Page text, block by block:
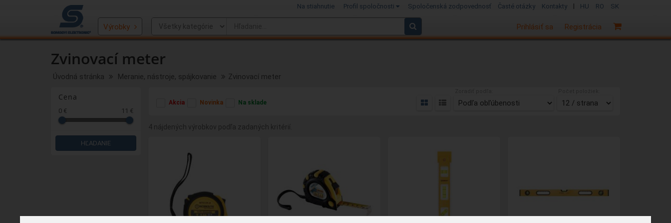
Na stiahnutie Profil spoločnosti Spoločenská zodpovednosť Časté otázky Kontakty | HU RO SK
Registrácia
Prihlásiť sa
Výrobky
Zvinovací meter
Úvodná stránka Meranie, nástroje, spájkovanie Zvinovací meter
Cena
0 € 11 €
HĽADANIE
Akcia Novinka Na sklade
4 nájdených výrobkov podľa zadaných kritérií.